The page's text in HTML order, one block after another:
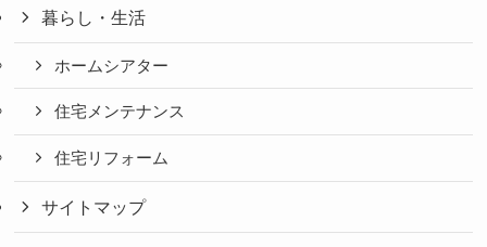
暮らし・生活
ホームシアター
住宅メンテナンス
住宅リフォーム
サイトマップ